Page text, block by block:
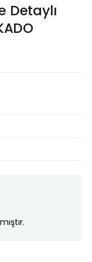
Detaylı